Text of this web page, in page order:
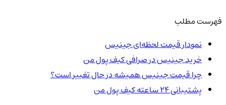
فهرست مطلب
نمودار قیمت لحظه‌ای جینیس
خرید جینیس در صرافی کیف پول من
چرا قیمت جینیس همیشه در حال تغییر است؟
پشتیبانی ۲۴ ساعته کیف پول من